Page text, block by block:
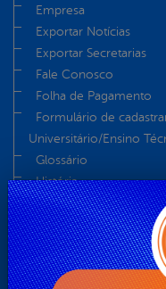
Empresa
Exportar Notícias
Exportar Secretarias
Fale Conosco
Folha de Pagamento
Formulário de
Universitário/Ensino
Glossário
História
Início
Legislação
Licitações Fundo
Licitações Fundo